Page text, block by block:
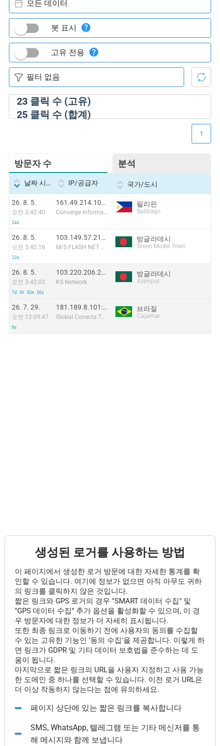
23클릭 수 (고유)
25클릭 수 (합계)
모든 데이터
봇 표시
고유 전용
방문자 수 분석
1
날짜 시간 IP/공급자 국가/도시
26. 8. 5.
오전 3:42:40
24s
161.49.214.107:55012
Converge Information and Communications Technology Solutions
필리핀
Balibago
26. 8. 5.
오전 3:42:16
13s
103.149.57.215:26318
M/S FLASH NET ENTERPRISE
방글라데시
Green Model Town
26. 8. 5.
오전 3:42:03
7d 3h 32m 16s
103.220.206.26:34194
KS Network
방글라데시
Azimpur
26. 7. 29.
오전 12:09:47
0s
181.189.8.101:13145
Global Conecta Telecom Eireli
브라질
Cajamar
생성된 로거를 사용하는 방법
이 페이지에서 생성한 로거 방문에 대한 자세한 통계를 확
인할 수 있습니다. 여기에 정보가 없으면 아직 아무도 귀하
의 링크를 클릭하지 않은 것입니다.
짧은 링크와 GPS 로거의 경우 "SMART 데이터 수집" 및
"GPS 데이터 수집" 추가 옵션을 활성화할 수 있으며, 이 경
우 방문자에 대한 정보가 더 자세히 표시됩니다.
또한 최종 링크로 이동하기 전에 사용자의 동의를 수집할
수 있는 고유한 기능인 '동의 수집'을 제공합니다. 이렇게 하
면 링크가 GDPR 및 기타 데이터 보호법을 준수하는 데 도
움이 됩니다.
마지막으로 짧은 링크의 URL을 사용자 지정하고 사용 가능
한 도메인 중 하나를 선택할 수 있습니다. 이전 로거 URL은
더 이상 작동하지 않는다는 점에 유의하세요.
페이지 상단에 있는 짧은 링크를 복사합니다
SMS, WhatsApp, 텔레그램 또는 기타 메신저를 통
해 메시지와 함께 보냅니다